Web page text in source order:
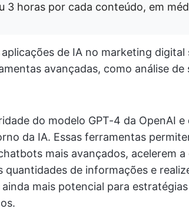
3 horas por cada conteúdo, em
de IA no marketing digital
avançadas, como análise
do modelo GPT-4 da OpenAI
da IA. Essas ferramentas
mais avançados, acelerem
quantidades de informações e
mais potencial para